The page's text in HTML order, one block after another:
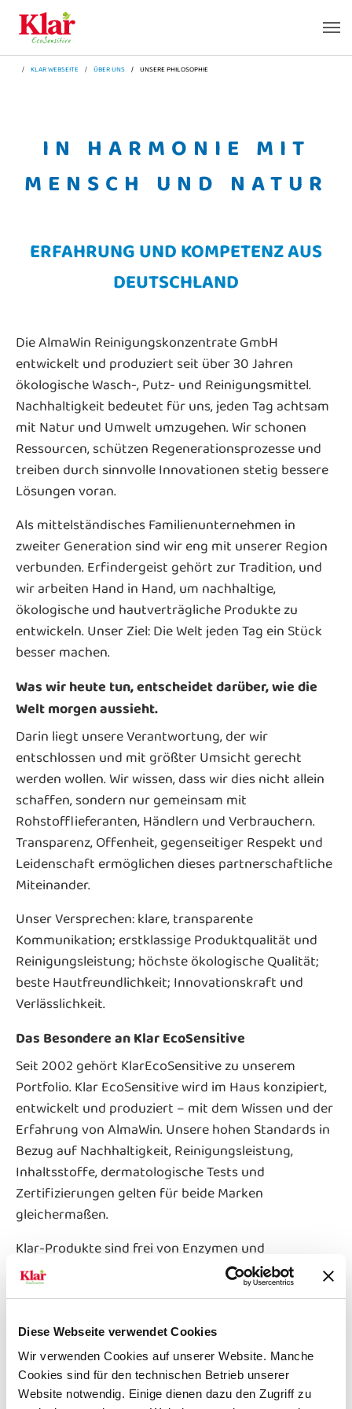
Diese Webseite verwendet Cookies
Wir verwenden Cookies auf unserer Website. Manche
Cookies sind für den technischen Betrieb unserer
Website notwendig. Einige dienen dazu den Zugriff zu
Zum Hauptinhalt springen
Skip to page footer
SIE SIND HIER:
KLAR WEBSEITE ÜBER UNS UNSERE PHILOSOPHIE
IN HARMONIE MIT
MENSCH UND NATUR
ERFAHRUNG UND KOMPETENZ AUS
DEUTSCHLAND
Die AlmaWin Reinigungskonzentrate GmbH
entwickelt und produziert seit über 30 Jahren
ökologische Wasch-, Putz- und Reinigungsmittel.
Nachhaltigkeit bedeutet für uns, jeden Tag achtsam
mit Natur und Umwelt umzugehen. Wir schonen
Ressourcen, schützen Regenerationsprozesse und
treiben durch sinnvolle Innovationen stetig bessere
Lösungen voran.
Als mittelständisches Familienunternehmen in
zweiter Generation sind wir eng mit unserer Region
verbunden. Erfindergeist gehört zur Tradition, und
wir arbeiten Hand in Hand, um nachhaltige,
ökologische und hautverträgliche Produkte zu
entwickeln. Unser Ziel: Die Welt jeden Tag ein Stück
besser machen.
Was wir heute tun, entscheidet darüber, wie die
Welt morgen aussieht.
Darin liegt unsere Verantwortung, der wir
entschlossen und mit größter Umsicht gerecht
werden wollen. Wir wissen, dass wir dies nicht allein
schaffen, sondern nur gemeinsam mit
Rohstofflieferanten, Händlern und Verbrauchern.
Transparenz, Offenheit, gegenseitiger Respekt und
Leidenschaft ermöglichen dieses partnerschaftliche
Miteinander.
Unser Versprechen: klare, transparente
Kommunikation; erstklassige Produktqualität und
Reinigungsleistung; höchste ökologische Qualität;
beste Hautfreundlichkeit; Innovationskraft und
Verlässlichkeit.
Das Besondere an Klar EcoSensitive
Seit 2002 gehört KlarEcoSensitive zu unserem
Portfolio. Klar EcoSensitive wird im Haus konzipiert,
entwickelt und produziert – mit dem Wissen und der
Erfahrung von AlmaWin. Unsere hohen Standards in
Bezug auf Nachhaltigkeit, Reinigungsleistung,
Inhaltsstoffe, dermatologische Tests und
Zertifizierungen gelten für beide Marken
gleichermaßen.
Klar-Produkte sind frei von Enzymen und
Duftstoffen, synthetischen Farb- und
Konservierungsstoffen, Mikroplastik, Silikonen und
Mit Klar EcoSensitive bieten wir insbesondere
Menschen mit empfindlicher Haut und Allergikern
eine sichere Alternative zu herkömmlichen Wasch-